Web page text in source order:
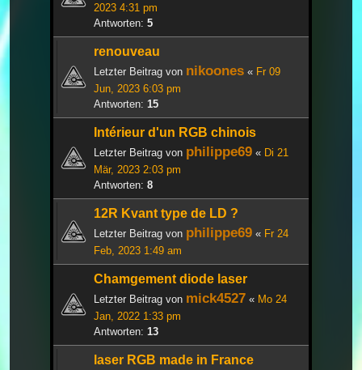
2023 4:31 pm
Antworten: 5
renouveau
Letzter Beitrag von nikoones « Fr 09
Jun, 2023 6:03 pm
Antworten: 15
Intérieur d'un RGB chinois
Letzter Beitrag von philippe69 « Di 21
Mär, 2023 2:03 pm
Antworten: 8
12R Kvant type de LD ?
Letzter Beitrag von philippe69 « Fr 24
Feb, 2023 1:49 am
Chamgement diode laser
Letzter Beitrag von mick4527 « Mo 24
Jan, 2022 1:33 pm
Antworten: 13
laser RGB made in France